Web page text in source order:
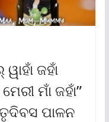
ଜହାଁ
ମାଁ ଜହାଁ”
ପାଳନ